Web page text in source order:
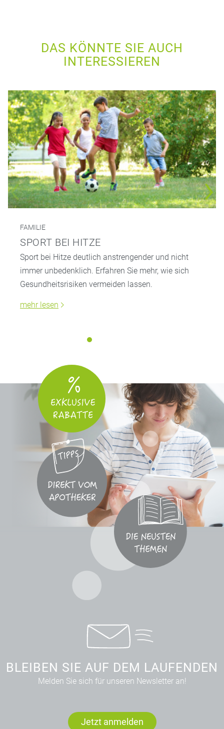
DAS KÖNNTE SIE AUCH
INTERESSIEREN
FAMILIE
SPORT BEI HITZE
Sport bei Hitze deutlich anstrengender und nicht
immer unbedenklich. Erfahren Sie mehr, wie sich
Gesundheitsrisiken vermeiden lassen.
mehr lesen
BLEIBEN SIE AUF DEM LAUFENDEN
Melden Sie sich für unseren Newsletter an!
Jetzt anmelden